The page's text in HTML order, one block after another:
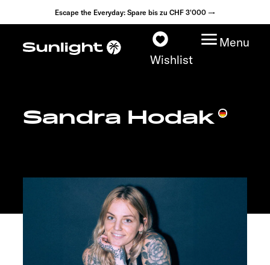
Escape the Everyday: Spare bis zu CHF 3'000 →
Wishlist
Menu
Modelle
Fahrzeugfinder
Händlersuche
Explore
Sandra Hodak